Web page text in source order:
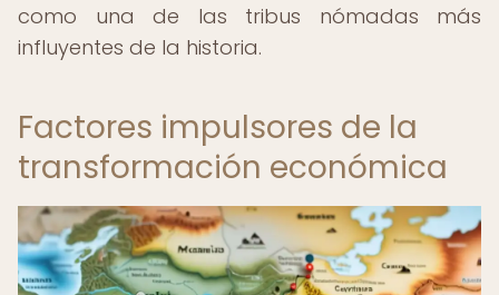
como una de las tribus nómadas más
influyentes de la historia.
Factores impulsores de la
transformación económica